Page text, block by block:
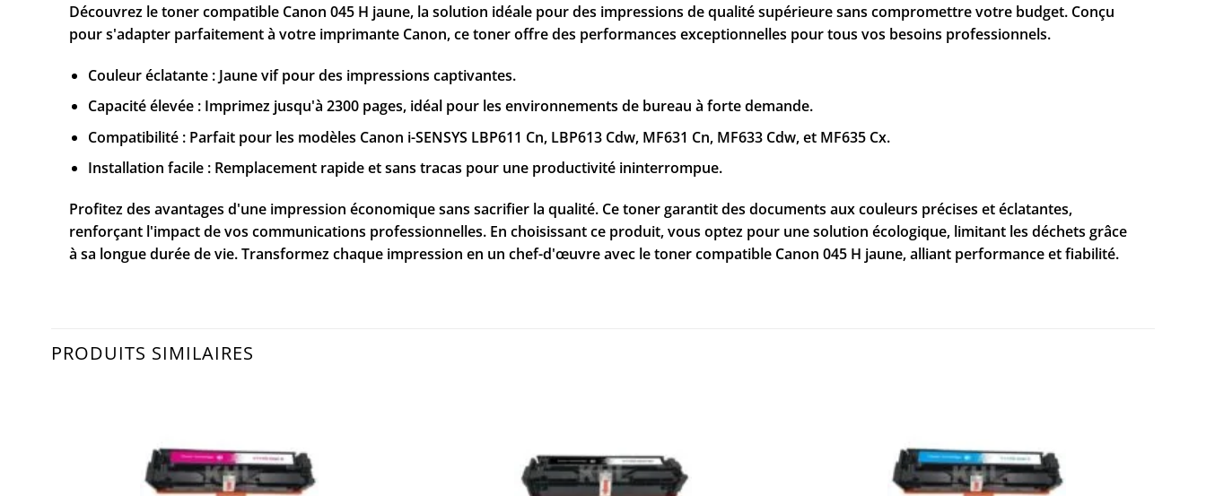
Découvrez le toner compatible Canon 045 H jaune, la solution idéale pour des impressions de qualité supérieure sans compromettre votre budget. Conçu
pour s'adapter parfaitement à votre imprimante Canon, ce toner offre des performances exceptionnelles pour tous vos besoins professionnels.
Couleur éclatante : Jaune vif pour des impressions captivantes.
Capacité élevée : Imprimez jusqu'à 2300 pages, idéal pour les environnements de bureau à forte demande.
Compatibilité : Parfait pour les modèles Canon i-SENSYS LBP611 Cn, LBP613 Cdw, MF631 Cn, MF633 Cdw, et MF635 Cx.
Installation facile : Remplacement rapide et sans tracas pour une productivité ininterrompue.
Profitez des avantages d'une impression économique sans sacrifier la qualité. Ce toner garantit des documents aux couleurs précises et éclatantes,
renforçant l'impact de vos communications professionnelles. En choisissant ce produit, vous optez pour une solution écologique, limitant les déchets grâce
à sa longue durée de vie. Transformez chaque impression en un chef-d'œuvre avec le toner compatible Canon 045 H jaune, alliant performance et fiabilité.
PRODUITS SIMILAIRES